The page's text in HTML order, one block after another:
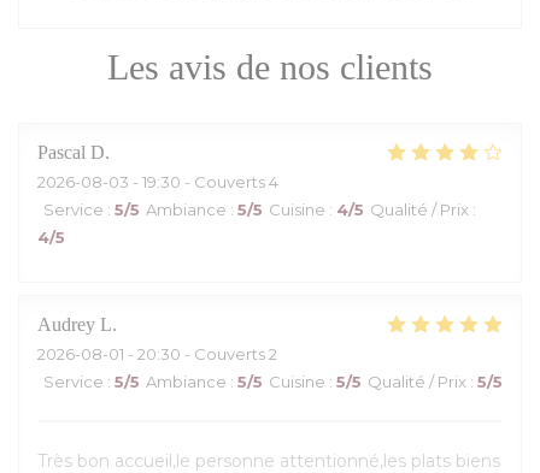
Les avis de nos clients
Pascal D
2026-08-03 - 19:30 - Couverts 4
Service : 5/5 Ambiance : 5/5 Cuisine : 4/5 Qualité / Prix :
4/5
Audrey L
2026-08-01 - 20:30 - Couverts 2
Service : 5/5 Ambiance : 5/5 Cuisine : 5/5 Qualité / Prix : 5/5
Très bon accueil,le personne attentionné,les plats biens